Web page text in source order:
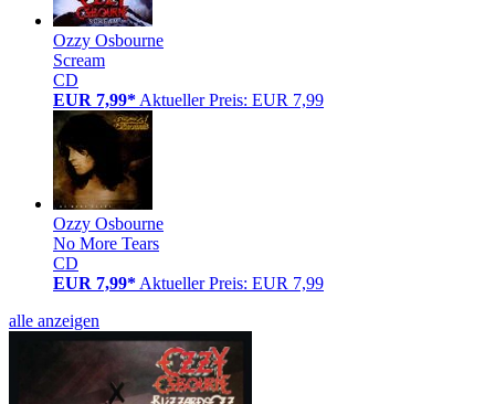
Ozzy Osbourne
Scream
CD
EUR 7,99* Aktueller Preis: EUR 7,99
Ozzy Osbourne
No More Tears
CD
EUR 7,99* Aktueller Preis: EUR 7,99
alle anzeigen